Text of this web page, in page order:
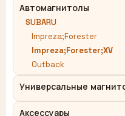
Автомагнитолы
SUBARU
Impreza;Forester
Impreza;Forester;XV
Outback
Универсальные
Аксессуары